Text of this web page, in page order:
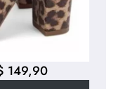
149,90